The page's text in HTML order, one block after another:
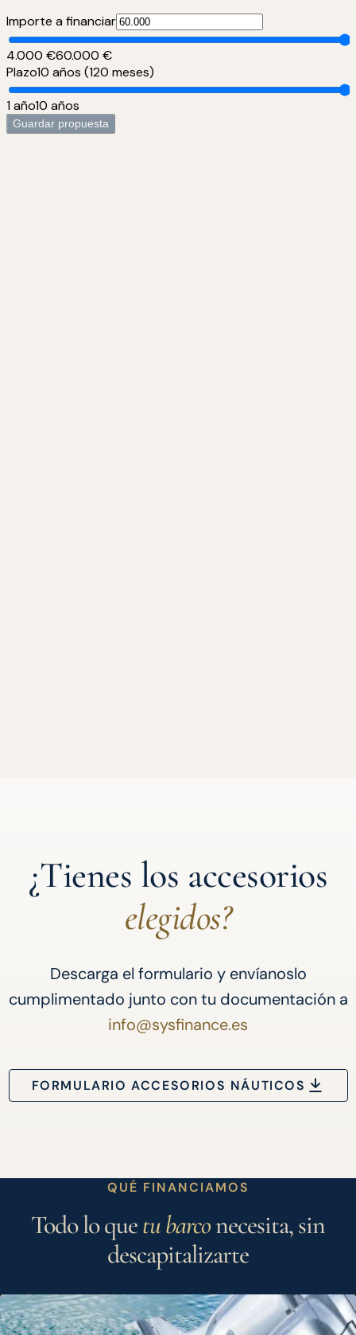
¿Tienes los accesorios
elegidos?
Descarga el formulario y envíanoslo
cumplimentado junto con tu documentación a
info@sysfinance.es
FORMULARIO ACCESORIOS NÁUTICOS
QUÉ FINANCIAMOS
Todo lo quetu barconecesita, sin
descapitalizarte